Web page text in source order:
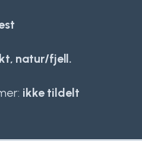
natur/fjell.
ikke tildelt